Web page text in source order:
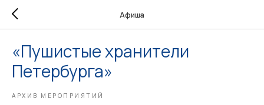
Афиша
«Пушистые хранители
Петербурга»
АРХИВ МЕРОПРИЯТИЙ